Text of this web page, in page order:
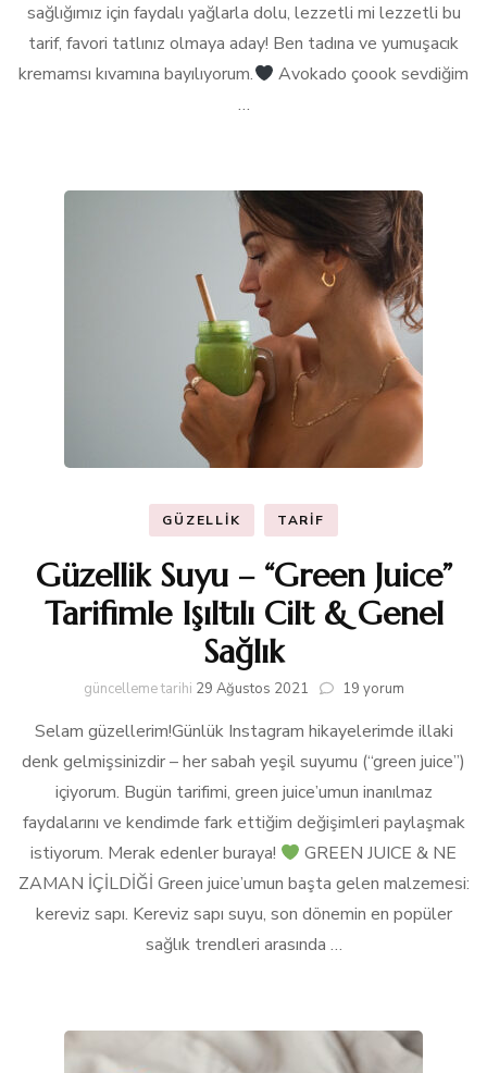
sağlığımız için faydalı yağlarla dolu, lezzetli mi lezzetli bu
tarif, favori tatlınız olmaya aday! Ben tadına ve yumuşacık
kremamsı kıvamına bayılıyorum.
Avokado çoook sevdiğim
…
GÜZELLIK TARIF
Güzellik Suyu – “Green Juice”
Tarifimle Işıltılı Cilt & Genel
Sağlık
güncelleme tarihi 29 Ağustos 2021
Güzellik
–
“Green
Juice”
Tarifimle
Işıltılı
&
Genel
Sağlık
için
19 yorum
Selam güzellerim!Günlük Instagram hikayelerimde illaki
denk gelmişsinizdir – her sabah yeşil suyumu (“green juice”)
içiyorum. Bugün tarifimi, green juice’umun inanılmaz
faydalarını ve kendimde fark ettiğim değişimleri paylaşmak
istiyorum. Merak edenler buraya!
GREEN JUICE & NE
ZAMAN İÇİLDİĞİ Green juice’umun başta gelen malzemesi:
kereviz sapı. Kereviz sapı suyu, son dönemin en popüler
sağlık trendleri arasında …